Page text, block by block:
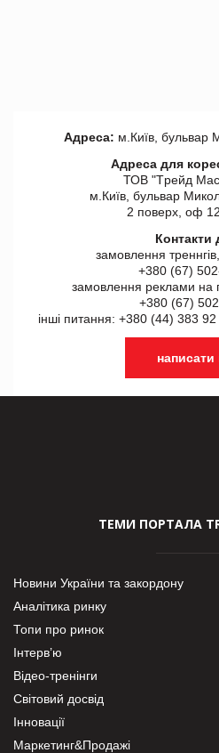
Адреса: м.Київ, бульвар
Адреса для
ТОВ "Tрейд
м.Київ, бульвар
2 поверх, оф
Контакти
замовлення
+380 (67)
замовлення реклами на
+380 (67) 502
інші питання: +380 (44) 383
написати
ТЕМИ ПОРТАЛА
Новини України та закордону
Аналітика ринку
Топи про ринок
Інтерв’ю
Відео-тренінги
Світовий досвід
Інновації
Маркетинг&Продажі